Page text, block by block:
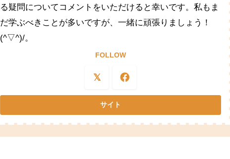
る疑問についてコメントをいただけると幸いです。私もま
だ学ぶべきことが多いですが、一緒に頑張りましょう！
(^▽^)/。
FOLLOW